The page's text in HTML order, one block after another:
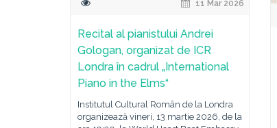
11 Mar 2026
Recital al pianistului Andrei
Gologan, organizat de ICR
Londra în cadrul „International
Piano in the Elms“
Institutul Cultural Român de la Londra
organizează vineri, 13 martie 2026, de la